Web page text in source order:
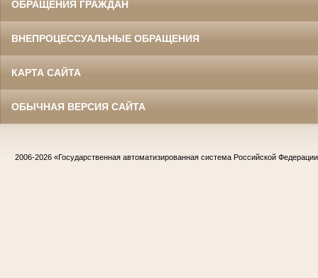
ОБРАЩЕНИЯ ГРАЖДАН
ВНЕПРОЦЕССУАЛЬНЫЕ ОБРАЩЕНИЯ
КАРТА САЙТА
ОБЫЧНАЯ ВЕРСИЯ САЙТА
2006-2026 «Государственная автоматизированная система Российской